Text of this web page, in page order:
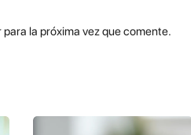
la próxima vez que comente.